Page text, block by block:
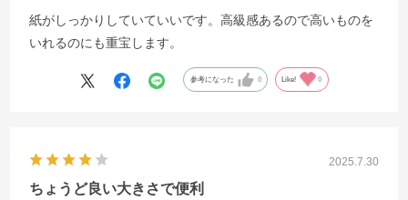
紙がしっかりしていていいです。高級感あるので高いものを
いれるのにも重宝します。
参考になった 0 Like! 0
2025.7.30
ちょうど良い大きさで便利